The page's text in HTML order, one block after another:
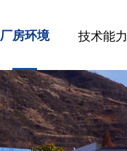
厂房环境 技术能力